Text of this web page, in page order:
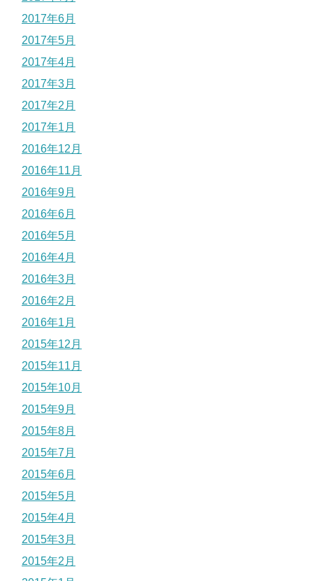
2017年6月
2017年5月
2017年4月
2017年3月
2017年2月
2017年1月
2016年12月
2016年11月
2016年9月
2016年6月
2016年5月
2016年4月
2016年3月
2016年2月
2016年1月
2015年12月
2015年11月
2015年10月
2015年9月
2015年8月
2015年7月
2015年6月
2015年5月
2015年4月
2015年3月
2015年2月